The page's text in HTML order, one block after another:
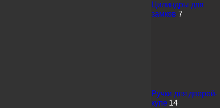
Цилиндры для
замков 7
Ручки для дверей-
купе 14